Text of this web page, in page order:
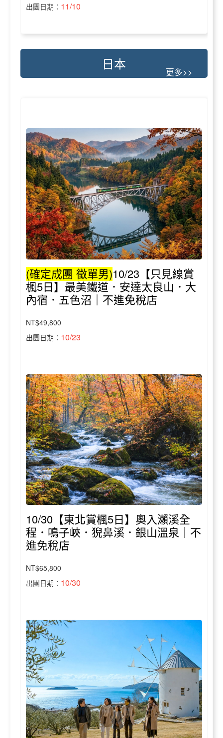
出團日期： 11/10
日本 更多>>
(確定成團 徵單男)10/23【只見線賞
楓5日】最美鐵道．安達太良山．大
內宿．五色沼｜不進免稅店
NT$49,800
出團日期： 10/23
10/30【東北賞楓5日】奧入瀨溪全
程．鳴子峽．猊鼻溪．銀山溫泉｜不
進免稅店
NT$65,800
出團日期： 10/30